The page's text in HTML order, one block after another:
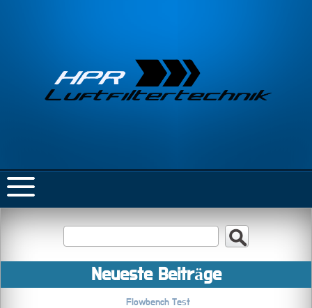
Neueste Beiträge
Flowbench Test